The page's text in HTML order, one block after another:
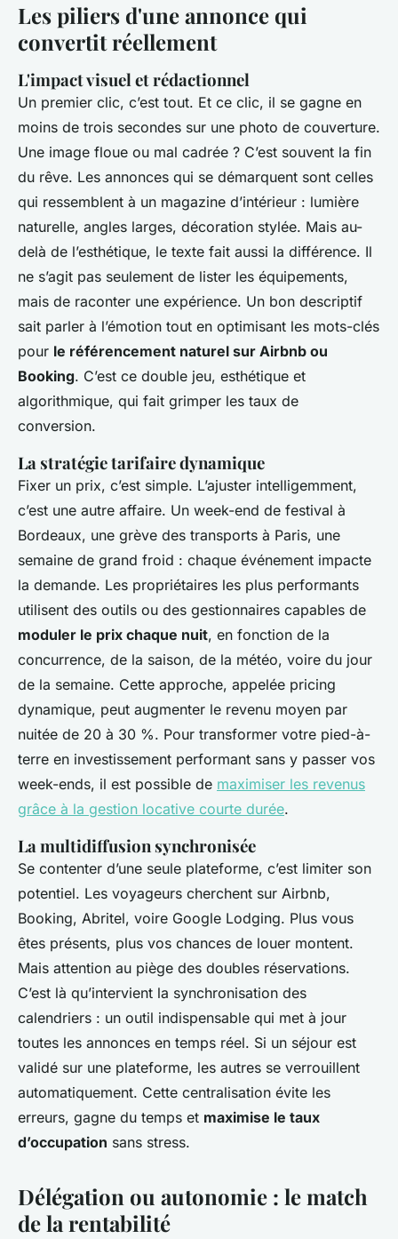
Les piliers d'une annonce qui
convertit réellement
L'impact visuel et rédactionnel
Un premier clic, c’est tout. Et ce clic, il se gagne en
moins de trois secondes sur une photo de couverture.
Une image floue ou mal cadrée ? C’est souvent la fin
du rêve. Les annonces qui se démarquent sont celles
qui ressemblent à un magazine d’intérieur : lumière
naturelle, angles larges, décoration stylée. Mais au-
delà de l’esthétique, le texte fait aussi la différence. Il
ne s’agit pas seulement de lister les équipements,
mais de raconter une expérience. Un bon descriptif
sait parler à l’émotion tout en optimisant les mots-clés
pour le référencement naturel sur Airbnb ou
Booking. C’est ce double jeu, esthétique et
algorithmique, qui fait grimper les taux de
conversion.
La stratégie tarifaire dynamique
Fixer un prix, c’est simple. L’ajuster intelligemment,
c’est une autre affaire. Un week-end de festival à
Bordeaux, une grève des transports à Paris, une
semaine de grand froid : chaque événement impacte
la demande. Les propriétaires les plus performants
utilisent des outils ou des gestionnaires capables de
moduler le prix chaque nuit, en fonction de la
concurrence, de la saison, de la météo, voire du jour
de la semaine. Cette approche, appelée pricing
dynamique, peut augmenter le revenu moyen par
nuitée de 20 à 30 %. Pour transformer votre pied-à-
terre en investissement performant sans y passer vos
week-ends, il est possible de maximiser les revenus
grâce à la gestion locative courte durée.
La multidiffusion synchronisée
Se contenter d’une seule plateforme, c’est limiter son
potentiel. Les voyageurs cherchent sur Airbnb,
Booking, Abritel, voire Google Lodging. Plus vous
êtes présents, plus vos chances de louer montent.
Mais attention au piège des doubles réservations.
C’est là qu’intervient la synchronisation des
calendriers : un outil indispensable qui met à jour
toutes les annonces en temps réel. Si un séjour est
validé sur une plateforme, les autres se verrouillent
automatiquement. Cette centralisation évite les
erreurs, gagne du temps et maximise le taux
d’occupation sans stress.
Délégation ou autonomie : le match
de la rentabilité